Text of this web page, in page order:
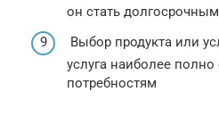
он стать
Выбор продукта или
услуга наиболее
потребностям